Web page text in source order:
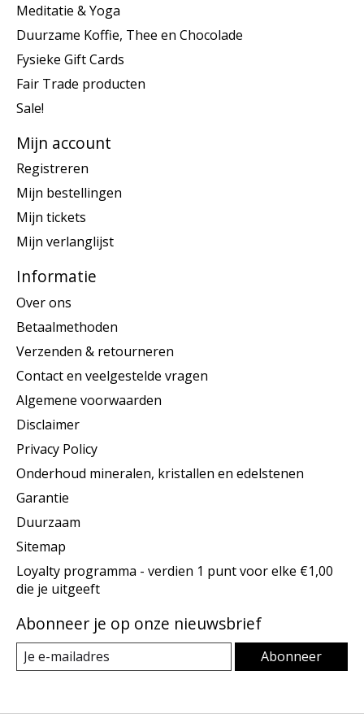
Meditatie & Yoga
Duurzame Koffie, Thee en Chocolade
Fysieke Gift Cards
Fair Trade producten
Sale!
Mijn account
Registreren
Mijn bestellingen
Mijn tickets
Mijn verlanglijst
Informatie
Over ons
Betaalmethoden
Verzenden & retourneren
Contact en veelgestelde vragen
Algemene voorwaarden
Disclaimer
Privacy Policy
Onderhoud mineralen, kristallen en edelstenen
Garantie
Duurzaam
Sitemap
Loyalty programma - verdien 1 punt voor elke €1,00
die je uitgeeft
Abonneer je op onze nieuwsbrief
Abonneer